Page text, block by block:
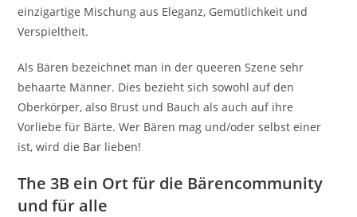
einzigartige Mischung aus Eleganz, Gemütlichkeit und
Verspieltheit.
Als Bären bezeichnet man in der queeren Szene sehr
behaarte Männer. Dies bezieht sich sowohl auf den
Oberkörper, also Brust und Bauch als auch auf ihre
Vorliebe für Bärte. Wer Bären mag und/oder selbst einer
ist, wird die Bar lieben!
The 3B ein Ort für die Bärencommunity
und für alle